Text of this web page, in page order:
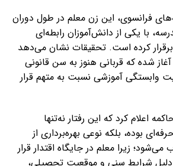
فرانسوی، این زن معلم در طول دوران
با یکی از دانش‌آموزان رابطه‌ای
کرده است. تحقیقات نشان می‌دهد
شده که قربانی هنوز به سن قانونی
وابستگی آموزشی نسبت به متهم قرار
اعلام کرد که این رفتار نه‌تنها
بوده، بلکه نوعی بهره‌برداری از
زیرا معلم در جایگاه اقتدار قرار
دلیل شرایط سنی و موقعیت تحصیلی،